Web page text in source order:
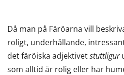
Då man på Färöarna vill
roligt, underhållande,
det färöiska adjektivetstuttligur
som alltid är rolig eller har